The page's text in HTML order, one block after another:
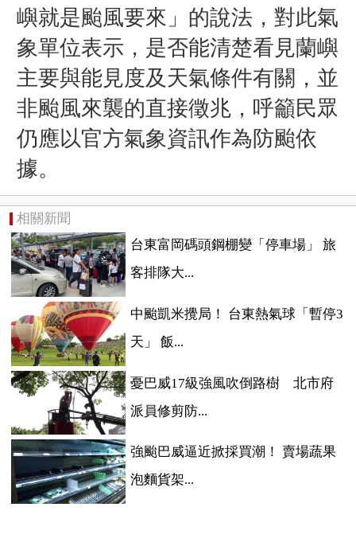
嶼就是颱風要來」的說法，對此氣
象單位表示，是否能清楚看見蘭嶼
主要與能見度及天氣條件有關，並
非颱風來襲的直接徵兆，呼籲民眾
仍應以官方氣象資訊作為防颱依
據。
相關新聞
台東富岡碼頭鋼棚變「停車場」 旅
客排隊大...
中颱凱米攪局！ 台東熱氣球「暫停3
天」 飯...
憂巴威17級強風吹倒路樹 北市府
派員修剪防...
強颱巴威逼近掀採買潮！ 賣場蔬果
泡麵貨架...